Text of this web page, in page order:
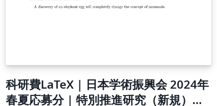
科研費LaTeX | 日本学術振興会 2024年
春夏応募分 | 特別推進研究（新規）・